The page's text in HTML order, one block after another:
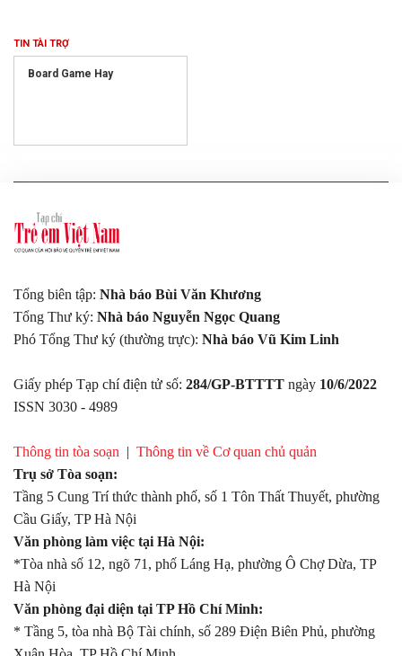
TIN TÀI TRỢ
Board Game Hay
Tổng biên tập: Nhà báo Bùi Văn Khương
Tổng Thư ký: Nhà báo Nguyễn Ngọc Quang
Phó Tổng Thư ký (thường trực): Nhà báo Vũ Kim Linh
Giấy phép Tạp chí điện tử số: 284/GP-BTTTT ngày 10/6/2022
ISSN 3030 - 4989
Thông tin tòa soạn | Thông tin về Cơ quan chủ quản
Trụ sở Tòa soạn:
Tầng 5 Cung Trí thức thành phố, số 1 Tôn Thất Thuyết, phường
Cầu Giấy, TP Hà Nội
Văn phòng làm việc tại Hà Nội:
*Tòa nhà số 12, ngõ 71, phố Láng Hạ, phường Ô Chợ Dừa, TP
Hà Nội
Văn phòng đại diện tại TP Hồ Chí Minh:
* Tầng 5, tòa nhà Bộ Tài chính, số 289 Điện Biên Phủ, phường